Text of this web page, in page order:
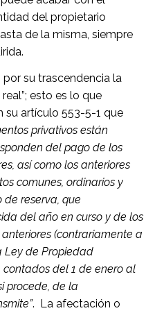
del propietario
de la misma, siempre
su trascendencia la
esto es lo que
su artículo 553-5-1 que
privativos están
del pago de los
así como los anteriores
comunes, ordinarios y
de reserva, que
del año en curso y de los
(contrariamente a
Ley de Propiedad
del 1 de enero al
procede, de la
. La afectación o